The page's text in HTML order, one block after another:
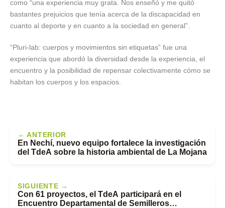
como “una experiencia muy grata. Nos enseñó y me quitó
bastantes prejuicios que tenía acerca de la discapacidad en
cuanto al deporte y en cuanto a la sociedad en general”.
“Pluri-lab: cuerpos y movimientos sin etiquetas” fue una
experiencia que abordó la diversidad desde la experiencia, el
encuentro y la posibilidad de repensar colectivamente cómo se
habitan los cuerpos y los espacios.
← ANTERIOR
En Nechí, nuevo equipo fortalece la investigación
del TdeA sobre la historia ambiental de La Mojana
SIGUIENTE →
Con 61 proyectos, el TdeA participará en el
Encuentro Departamental de Semilleros